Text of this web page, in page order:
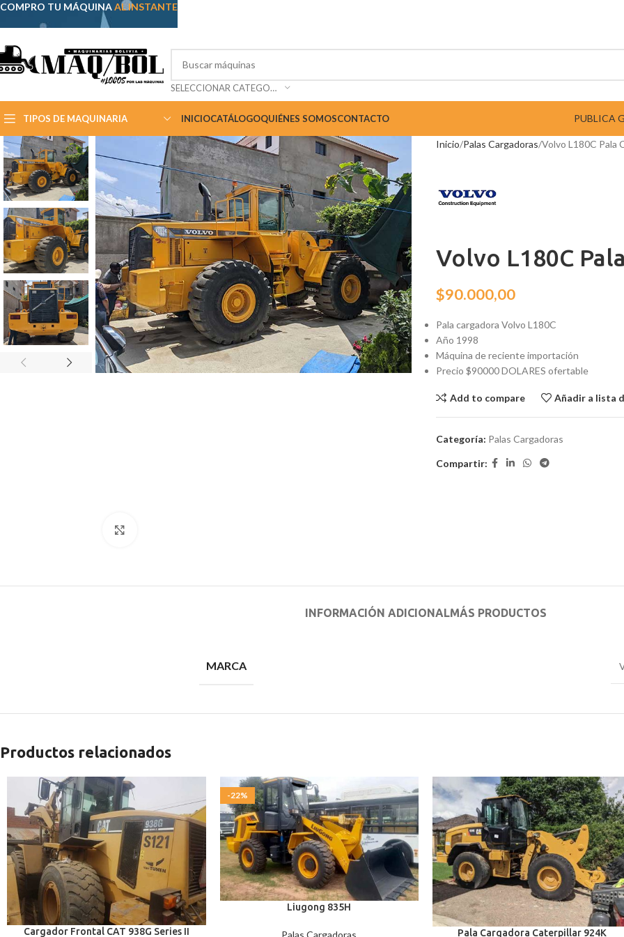
SELECCIONAR CATEGORÍA
TIPOS DE MAQUINARIA INICIOCATÁLOGOQUIÉNES SOMOSCONTACTO PUBLICA
Inicio Palas Cargadoras Volvo L180C Pala
Volvo L180C
$90.000,00
Pala cargadora Volvo L180C
Año 1998
Máquina de reciente importación
Precio $90000 DOLARES ofertable
Add to compare Añadir a lista
Categoría: Palas Cargadoras
Compartir:
INFORMACIÓN ADICIONALMÁS PRODUCTOS
MARCA
Productos relacionados
Cargador Frontal CAT 938G Series II
-22%
Liugong 835H
Pala Cargadora Caterpillar 924K
COMPRO TU MÁQUINAAL INSTANTE